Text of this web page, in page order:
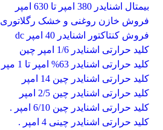
بیمتال اشنایدر 380 امپر تا 630 امپر
فروش خازن روغنی و خشک رگلاتوری
فروش کنتاکتور اشنایدر 40 امپر dc
کلید حرارتی اشنایدر 1/6 امپر چین
کلید حرارتی اشنایدر 63% امپر تا 1 مپر
کلید حرارتی اشنایدر چین 14 امپر
کلید حرارتی اشنایدر چین 2/5 امپر
کلید حرارتی اشنایدر چین 6/10 امپر .
کلید حرارتی اشنایدر چینی 4 امپر .